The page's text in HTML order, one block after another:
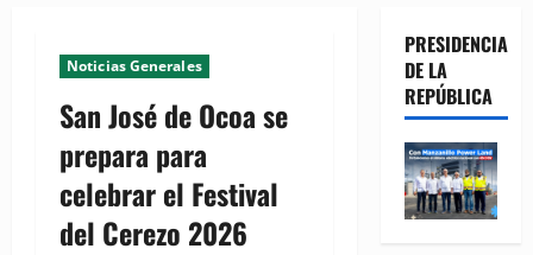
Noticias Generales
San José de Ocoa se
prepara para
celebrar el Festival
del Cerezo 2026
PRESIDENCIA
DE LA
REPÚBLICA